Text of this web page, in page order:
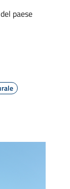
paese